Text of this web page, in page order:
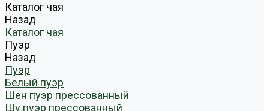
Каталог чая
Назад
Каталог чая
Пуэр
Назад
Пуэр
Белый пуэр
Шен пуэр прессованный
Шу пуэр прессованный